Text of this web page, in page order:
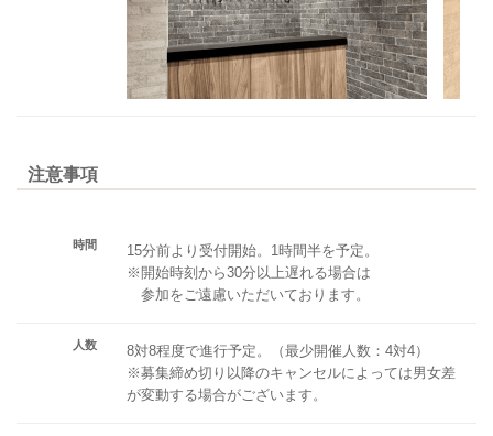
注意事項
時間
15分前より受付開始。1時間半を予定。
※開始時刻から30分以上遅れる場合は
参加をご遠慮いただいております。
人数
8対8程度で進行予定。（最少開催人数：4対4）
※募集締め切り以降のキャンセルによっては男女差
が変動する場合がございます。